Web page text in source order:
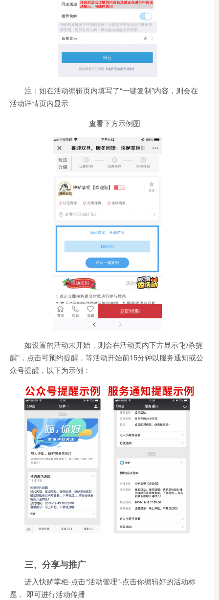
注：如在活动编辑页内填写了“一键复制”内容，则会在
活动详情页内显示
查看下方示例图
如设置的活动未开始，则会在活动页内下方显示“秒杀提
醒”，点击可预约提醒，等活动开始前15分钟以服务通知或公
众号提醒，以下为示例：
三、分享与推广
进入快鲈掌柜-点击“活动管理”-点击你编辑好的活动标
题， 即可进行活动传播